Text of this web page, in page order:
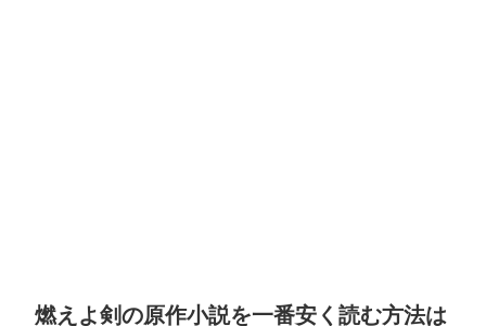
燃えよ剣の原作小説を一番安く読む方法は